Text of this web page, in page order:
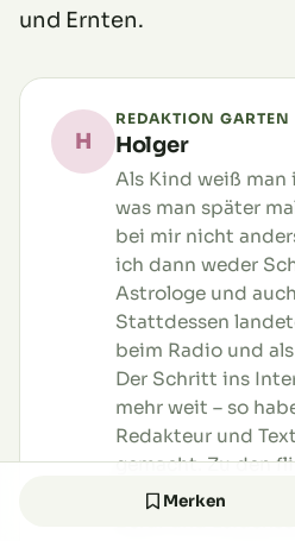
und Ernten.
H
REDAKTION GARTEN
Holger
Als Kind weiß man
was man später
bei mir nicht
ich dann weder
Astrologe und
Stattdessen
beim Radio und
Der Schritt ins
mehr weit – so
Redakteur und
gemacht. Zu den
gesellte sich noch
Merken